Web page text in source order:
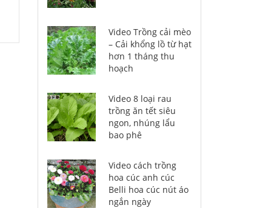
Video Trồng cải mèo
– Cải khổng lồ từ hạt
hơn 1 tháng thu
hoạch
Video 8 loại rau
trồng ăn tết siêu
ngon, nhúng lẩu
bao phê
Video cách trồng
hoa cúc anh cúc
Belli hoa cúc nút áo
ngắn ngày